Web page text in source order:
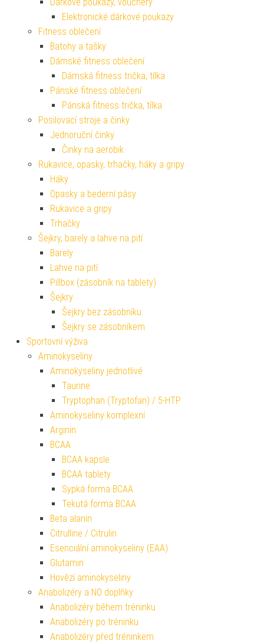
Elektronické dárkové poukazy
Fitness oblečení
Batohy a tašky
Dámské fitness oblečení
Dámská fitness trička, tílka
Pánské fitness oblečení
Pánská fitness trička, tílka
Posilovací stroje a činky
Jednoruční činky
Činky na aerobik
Rukavice, opasky, trhačky, háky a gripy
Háky
Opasky a bederní pásy
Rukavice a gripy
Trhačky
Šejkry, barely a lahve na pití
Barely
Lahve na pití
Pillbox (zásobník na tablety)
Šejkry
Šejkry bez zásobníku
Šejkry se zásobníkem
Sportovní výživa
Aminokyseliny
Aminokyseliny jednotlivé
Taurine
Tryptophan (Tryptofan) / 5-HTP
Aminokyseliny komplexní
Arginin
BCAA
BCAA kapsle
BCAA tablety
Sypká forma BCAA
Tekutá forma BCAA
Beta alanin
Citrulline / Citrulin
Esenciální aminokyseliny (EAA)
Glutamin
Hovězí aminokyseliny
Anabolizéry a NO doplňky
Anabolizéry během tréninku
Anabolizéry po tréninku
Anabolizéry před tréninkem